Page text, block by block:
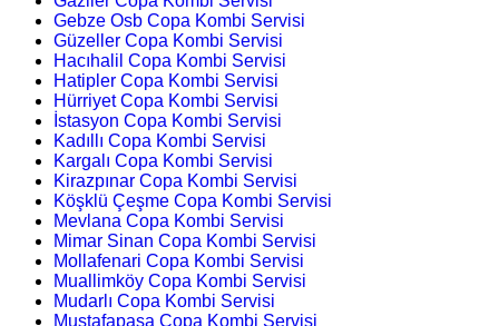
Gebze Osb Copa Kombi Servisi
Güzeller Copa Kombi Servisi
Hacıhalil Copa Kombi Servisi
Hatipler Copa Kombi Servisi
Hürriyet Copa Kombi Servisi
İstasyon Copa Kombi Servisi
Kadıllı Copa Kombi Servisi
Kargalı Copa Kombi Servisi
Kirazpınar Copa Kombi Servisi
Köşklü Çeşme Copa Kombi Servisi
Mevlana Copa Kombi Servisi
Mimar Sinan Copa Kombi Servisi
Mollafenari Copa Kombi Servisi
Muallimköy Copa Kombi Servisi
Mudarlı Copa Kombi Servisi
Mustafapaşa Copa Kombi Servisi